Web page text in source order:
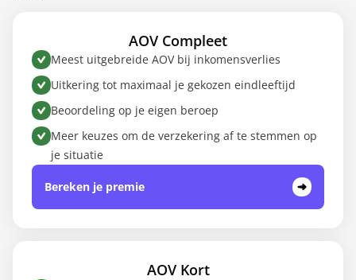
AOV Compleet
Meest uitgebreide AOV bij inkomensverlies
Uitkering tot maximaal je gekozen eindleeftijd
Beoordeling op je eigen beroep
Meer keuzes om de verzekering af te stemmen op
je situatie
Bereken je premie
AOV Kort